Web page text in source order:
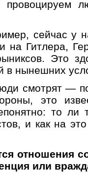
сейчас у
на Гитлера,
Это
в нынешних
смотрят —
это
то
и как на
отношения
или